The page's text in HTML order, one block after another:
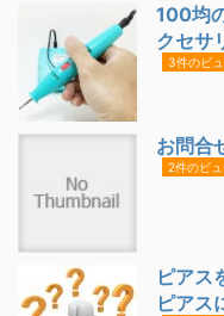
100均
クセサ
3件のビ
お問合
2件のビュ
ピアス
ピアス